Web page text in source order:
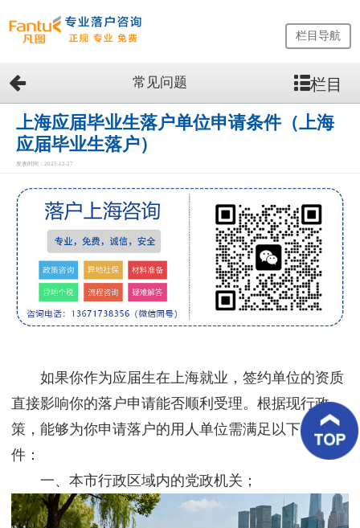
网
站
首
页
留
生
务
优
案
客
评
栏目导航
常见问题 栏目
上海应届毕业生落户单位申请条件（上海
应届毕业生落户）
发表时间：2025-12-27
如果你作为应届生在上海就业，签约单位的资质
直接影响你的落户申请能否顺利受理。根据现行政
策，能够为你申请落户的用人单位需满足以下几类条
件：
一、本市行政区域内的党政机关；